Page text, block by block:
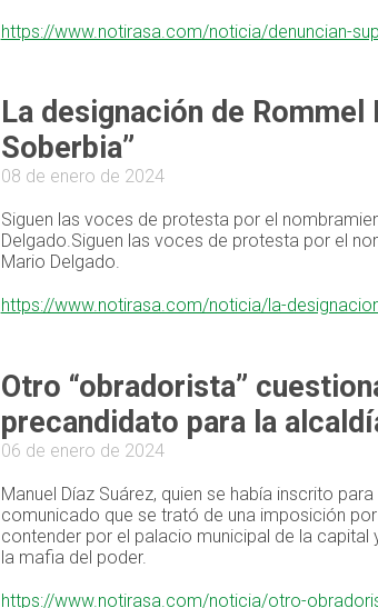
https://www.notirasa.com/noticia/denuncian-
La designación de
Soberbia”
08 de enero de 2024
Siguen las voces de protesta por el
Delgado.Siguen las voces de protesta por el
Mario Delgado.
https://www.notirasa.com/noticia/la-
Otro “obradorista”
precandidato para la
06 de enero de 2024
Manuel Díaz Suárez, quien se había inscrito
comunicado que se trató de una imposición
contender por el palacio municipal de la
la mafia del poder.
https://www.notirasa.com/noticia/otro-